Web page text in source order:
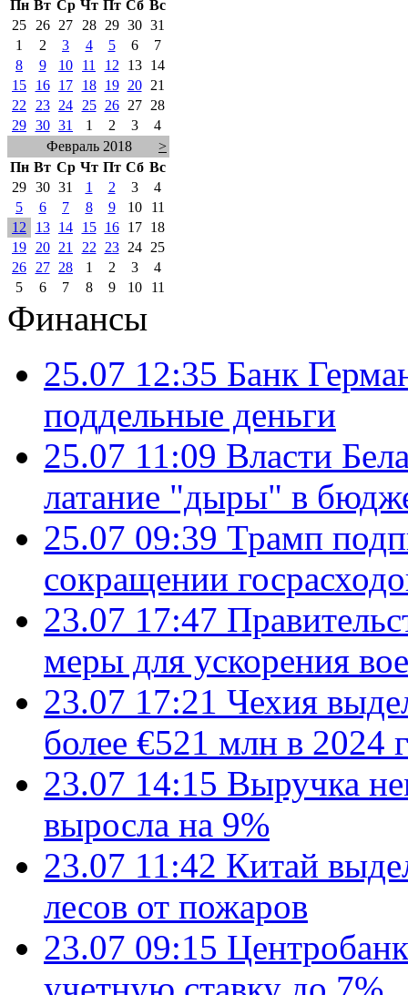
Пн Вт Ср Чт Пт Сб Вс
25
26 27 28 29 30 31
1
2 3 4 5 6
7
8
9 10 11 12 13
14
15
16 17 18 19 20
21
22
23 24 25 26 27
28
29 30 31 1 2 3
4
Февраль 2018
>
Пн Вт Ср Чт Пт Сб Вс
29 30 31 1 2 3
4
5
6 7 8 9 10
11
12
13 14 15 16 17
18
19
20 21 22 23 24
25
26
27 28 1 2 3
4
5
6 7 8 9 10 11
Финансы
25.07 12:35 Банк
поддельные деньги
25.07 11:09 Власти
латание "дыры" в
25.07 09:39 Трамп
сокращении
23.07 17:47
меры для ускорения
23.07 17:21 Чехия
более €521 млн в 2024
23.07 14:15 Выручка
выросла на 9%
23.07 11:42 Китай
лесов от пожаров
23.07 09:15